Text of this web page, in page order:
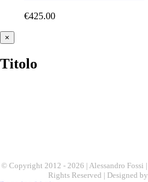
€425.00
Close
product
view
×
Titolo
© Copyright 2012 - 2026 | Alessandro Fossi |
Rights Reserved | Designed by